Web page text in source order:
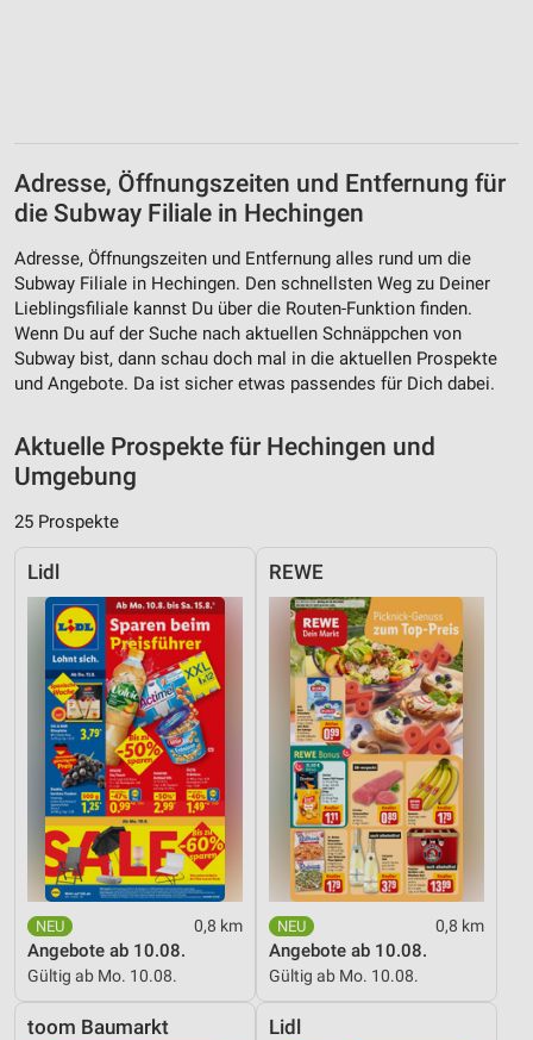
Adresse, Öffnungszeiten und Entfernung für
die Subway Filiale in Hechingen
Adresse, Öffnungszeiten und Entfernung alles rund um die
Subway Filiale in Hechingen. Den schnellsten Weg zu Deiner
Lieblingsfiliale kannst Du über die Routen-Funktion finden.
Wenn Du auf der Suche nach aktuellen Schnäppchen von
Subway bist, dann schau doch mal in die aktuellen Prospekte
und Angebote. Da ist sicher etwas passendes für Dich dabei.
Aktuelle Prospekte für Hechingen und
Umgebung
25 Prospekte
Lidl
0,8 km
Angebote ab 10.08.
Gültig ab Mo. 10.08.
REWE
0,8 km
Angebote ab 10.08.
Gültig ab Mo. 10.08.
toom Baumarkt Lidl